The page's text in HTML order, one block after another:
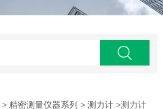
>精密测量仪器系列 >测力计 >测力计